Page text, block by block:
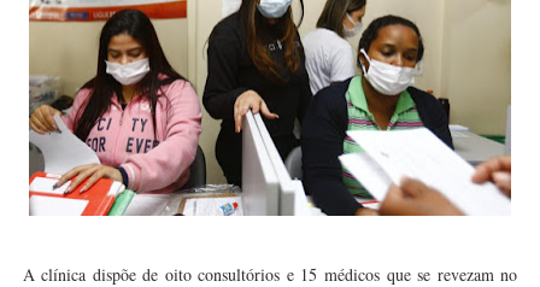
A clínica dispõe de oito consultórios e 15 médicos que se revezam no